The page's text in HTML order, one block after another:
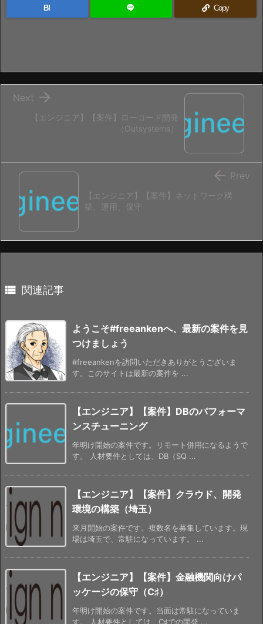
B! Copy
【エンジニア】【案件】ローコード開発
（Outsystems）

Next
【エンジニア】【案件】ネットワーク構
築、運用、保守
 Prev
 関連記事
ようこそ#freeankenへ、最新の案件を見
つけましょう
#freeankenを訪問いただきありがとうございま
す。このサイトは最新の案件を ...
【エンジニア】【案件】DBのパフォーマ
ンスチューニング
年明け開始の案件です。リモート併用になるようで
す。 人材要件としては、DB（SQ ...
【エンジニア】【案件】クラウド、開発
環境の構築（埼玉）
来月開始の案件です。複数名を募集しています。現
場は埼玉で、常駐になっています。 ...
【エンジニア】【案件】金融機関向けパ
ッケージの保守（C♯）
年明け開始の案件です。当面は常駐になっていま
す。 人材要件としては、C♯での開発 ...